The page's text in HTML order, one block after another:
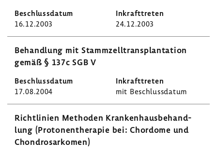
16.12.2003 24.12.2003
Behand­lung mit Stamm­zell­trans­plan­ta­tion
gemäß § 137c SGB V
17.08.2004 mit Beschluss­datum
Richt­li­nien Methoden Kran­ken­haus­be­hand­
lung (Proto­nen­the­rapie bei: Chor­dome und
Chon­dro­sar­komen)